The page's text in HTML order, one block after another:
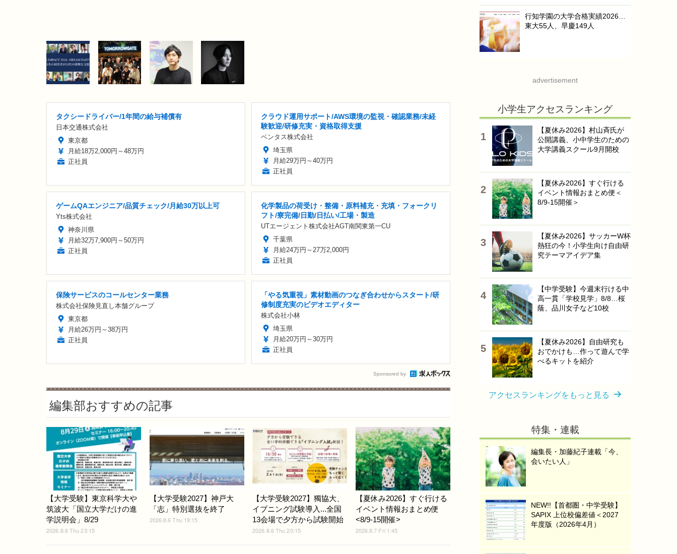
タクシードライバー/1年間の給与補償有
日本交通株式会社
東京都
月給18万2,000円～48万円
正社員
クラウド運用サポート/AWS環境の監視・確認業務/未経
験歓迎/研修充実・資格取得支援
ベンタス株式会社
埼玉県
月給29万円～40万円
正社員
ゲームQAエンジニア/品質チェック/月給30万以上可
Yts株式会社
神奈川県
月給32万7,900円～50万円
正社員
化学製品の荷受け・整備・原料補充・充填・フォークリ
フト/寮完備/日勤/日払い/工場・製造
UTエージェント株式会社AGT南関東第一CU
千葉県
月給24万円～27万2,000円
正社員
保険サービスのコールセンター業務
株式会社保険見直し本舗グループ
東京都
月給26万円～38万円
正社員
「やる気重視」素材動画のつなぎ合わせからスタート/研
修制度充実のビデオエディター
株式会社小林
埼玉県
月給20万円～30万円
正社員
Sponsored by
編集部おすすめの記事
【大学受験】東京科学大や
筑波大「国立大学だけの進
学説明会」8/29
2026.8.6 Thu 23:15
【大学受験2027】神戸大
「志」特別選抜を終了
2026.8.6 Thu 19:15
【大学受験2027】獨協大、
イブニング試験導入...全国
13会場で夕方から試験開始
2026.8.6 Thu 20:15
【夏休み2026】すぐ行ける
イベント情報おまとめ便
<8/9-15開催>
2026.8.7 Fri 1:45
行知学園の大学合格実績2026…
東大55人、早慶149人
advertisement
小学生アクセスランキング
【夏休み2026】村山斉氏が
公開講義、小中学生のための
大学講義スクール9月開校
【夏休み2026】すぐ行ける
イベント情報おまとめ便＜
8/9-15開催＞
【夏休み2026】サッカーW杯
熱狂の今！小学生向け自由研
究テーマアイデア集
【中学受験】今週末行ける中
高一貫「学校見学」8/8…桜
蔭、品川女子など10校
【夏休み2026】自由研究も
おでかけも…作って遊んで学
べるキットを紹介
アクセスランキングをもっと見る
特集・連載
編集長・加藤紀子連載「今、
会いたい人」
NEW!!【首都圏・中学受験】
SAPIX 上位校偏差値＜2027
年度版（2026年4月）